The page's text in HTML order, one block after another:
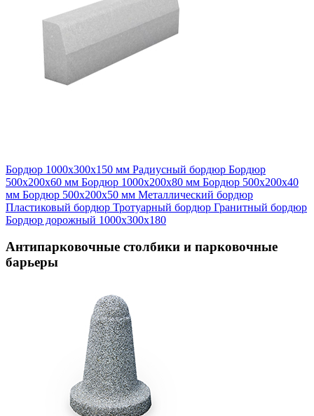
Бордюр 1000х300х150 мм Радиусный бордюр Бордюр
500х200х60 мм Бордюр 1000х200х80 мм Бордюр 500х200х40
мм Бордюр 500х200х50 мм Металлический бордюр
Пластиковый бордюр Тротуарный бордюр Гранитный бордюр
Бордюр дорожный 1000х300х180
Антипарковочные столбики и парковочные
барьеры